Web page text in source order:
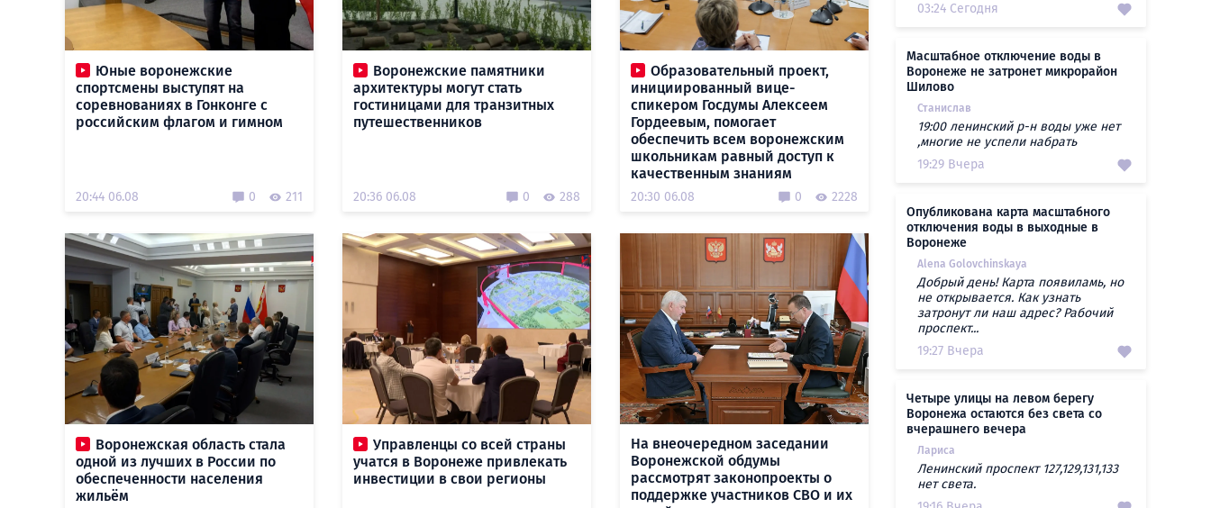
Юные воронежские
спортсмены выступят на
соревнованиях в Гонконге с
российским флагом и гимном
20:44 06.08 0 211
Воронежские памятники
архитектуры могут стать
гостиницами для транзитных
путешественников
20:36 06.08 0 288
Образовательный проект,
инициированный вице-
спикером Госдумы Алексеем
Гордеевым, помогает
обеспечить всем воронежским
школьникам равный доступ к
качественным знаниям
20:30 06.08 0 2228
Воронежская область стала
одной из лучших в России по
обеспеченности населения
жильём
Управленцы со всей страны
учатся в Воронеже привлекать
инвестиции в свои регионы
На внеочередном заседании
Воронежской обдумы
рассмотрят законопроекты о
поддержке участников СВО и их
03:24 Сегодня
Масштабное отключение воды в
Воронеже не затронет микрорайон
Шилово
Станислав
19:00 ленинский р-н воды уже нет
,многие не успели набрать
19:29 Вчера
Опубликована карта масштабного
отключения воды в выходные в
Воронеже
Alena Golovchinskaya
Добрый день! Карта появиламь, но
не открывается. Как узнать
затронут ли наш адрес? Рабочий
проспект...
19:27 Вчера
Четыре улицы на левом берегу
Воронежа остаются без света со
вчерашнего вечера
Лариса
Ленинский проспект 127,129,131,133
нет света.